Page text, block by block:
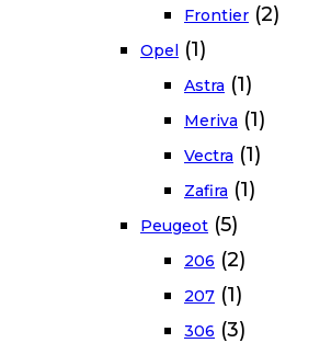
Frontier (2)
Opel (1)
Astra (1)
Meriva (1)
Vectra (1)
Zafira (1)
Peugeot (5)
206 (2)
207 (1)
306 (3)